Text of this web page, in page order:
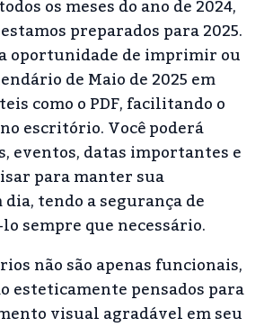
os meses do ano de 2024,
preparados para 2025.
oportunidade de imprimir ou
de Maio de 2025 em
como o PDF, facilitando o
escritório. Você poderá
eventos, datas importantes e
para manter sua
tendo a segurança de
sempre que necessário.
não são apenas funcionais,
esteticamente pensados para
visual agradável em seu